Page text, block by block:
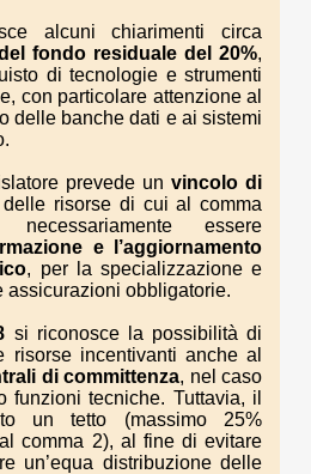
alcuni chiarimenti circa
fondo residuale del 20%,
di tecnologie e strumenti
con particolare attenzione al
delle banche dati e ai sistemi
prevede un vincolo di
delle risorse di cui al comma
essere
e l’aggiornamento
, per la specializzazione e
assicurazioni obbligatorie.
si riconosce la possibilità di
risorse incentivanti anche al
di committenza, nel caso
funzioni tecniche. Tuttavia, il
un tetto (massimo 25%
comma 2), al fine di evitare
un’equa distribuzione delle